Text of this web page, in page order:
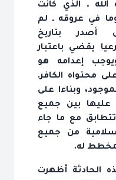
الله ـ الذي كانت
في عروقه ـ لم
بتاريخ
شرعيا يقضي باعتبار
إعدامه هو
محتواه الكافر.
وبناءا على
عليها بين جميع
تتطابق مع ما جاء
من جميع
له.
الحادثة أظهرت